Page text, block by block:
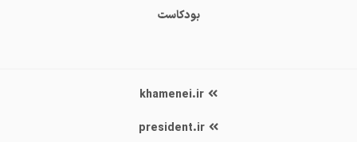
بودكاست
khamenei.ir
president.ir